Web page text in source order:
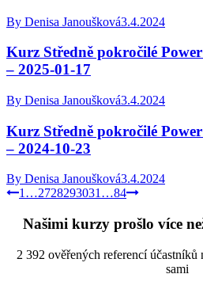
By Denisa Janoušková3.4.2024
Kurz Středně pokročilé
– 2025-01-17
By Denisa Janoušková3.4.2024
Kurz Středně pokročilé
– 2024-10-23
By Denisa Janoušková3.4.2024
1 …2728293031 …84
Našimi kurzy prošlo více
2 392 ověřených referencí účastníků
sami